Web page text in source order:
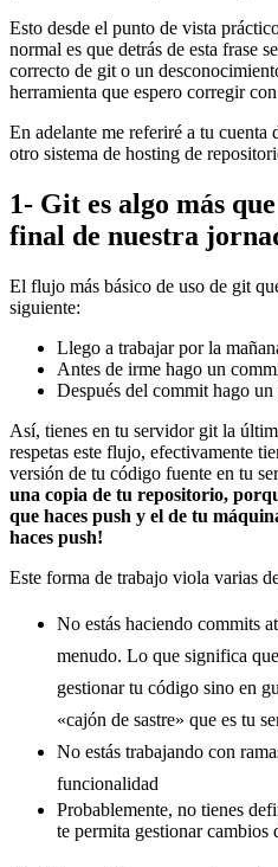
Esto desde el punto de vista
normal es que detrás de esta frase
correcto de git o un
herramienta que espero corregir
En adelante me referiré a tu
otro sistema de hosting de
1- Git es algo más
final de nuestra
El flujo más básico de uso de git
siguiente:
Llego a trabajar por la
Antes de irme hago un
Después del commit hago un
Así, tienes en tu servidor git la
respetas este flujo, efectivamente
versión de tu código fuente en tu
una copia de tu repositorio,
que haces push y el de tu
haces push!
Este forma de trabajo viola varias
No estás haciendo commits
menudo. Lo que significa
gestionar tu código sino en
«cajón de sastre» que es tu
No estás trabajando con
funcionalidad
Probablemente, no tienes
te permita gestionar cambios